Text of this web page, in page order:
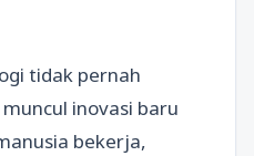
tidak pernah
inovasi baru
bekerja,